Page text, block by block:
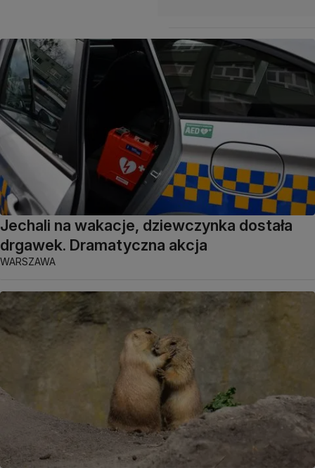
Jechali na wakacje, dziewczynka dostała
drgawek. Dramatyczna akcja
WARSZAWA